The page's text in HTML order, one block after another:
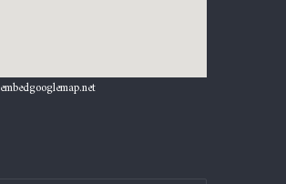
embedgooglemap.net